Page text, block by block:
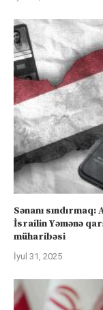
Sənanı sındırmaq:
İsrailin Yəmənə
müharibəsi
İyul 31, 2025